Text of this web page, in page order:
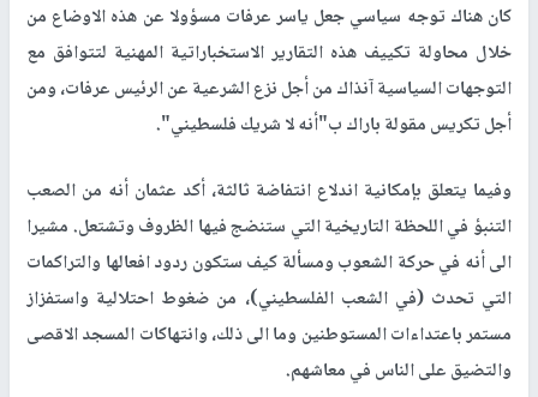
كان هناك توجه سياسي جعل ياسر عرفات مسؤولا عن هذه الاوضاع من
خلال محاولة تكييف هذه التقارير الاستخباراتية المهنية لتتوافق مع
التوجهات السياسية آنذاك من أجل نزع الشرعية عن الرئيس عرفات، ومن
أجل تكريس مقولة باراك ب"أنه لا شريك فلسطيني".
وفيما يتعلق بإمكانية اندلاع انتفاضة ثالثة، أكد عثمان أنه من الصعب
التنبؤ في اللحظة التاريخية التي ستنضج فيها الظروف وتشتعل. مشيرا
الى أنه في حركة الشعوب ومسألة كيف ستكون ردود افعالها والتراكمات
التي تحدث (في الشعب الفلسطيني)، من ضغوط احتلالية واستفزاز
مستمر باعتداءات المستوطنين وما الى ذلك، وانتهاكات المسجد الاقصى
والتضيق على الناس في معاشهم.